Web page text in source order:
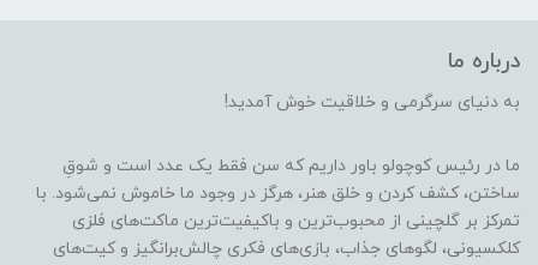
درباره ما
به دنیای سرگرمی و خلاقیت خوش آمدید!
ما در رئیس کوچولو باور داریم که سن فقط یک عدد است و شوقِ
ساختن، کشف کردن و خلق هنر، هرگز در وجود ما خاموش نمی‌شود. با
تمرکز بر گلچینی از محبوب‌ترین و باکیفیت‌ترین ماکت‌های فلزی
کلکسیونی، لگوهای جذاب، بازی‌های فکری چالش‌برانگیز و کیت‌های